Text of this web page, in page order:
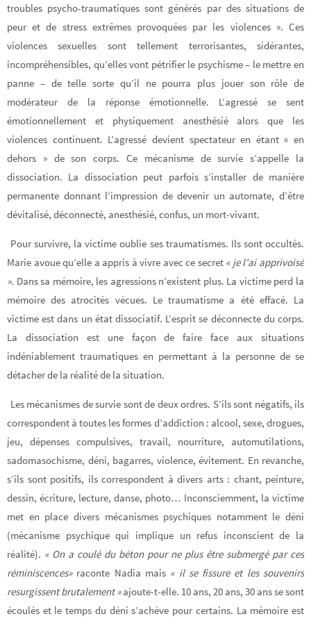
troubles psycho-traumatiques sont générés par des situations de
peur et de stress extrêmes provoquées par les violences ». Ces
violences sexuelles sont tellement terrorisantes, sidérantes,
incompréhensibles, qu’elles vont pétrifier le psychisme– le mettre en
panne – de telle sorte qu’il ne pourra plus jouer son rôle de
modérateur de la réponse émotionnelle. L’agressé se sent
émotionnellement et physiquement anesthésié alors que les
violences continuent. L’agressé devient spectateur en étant « en
dehors » de son corps.Ce mécanisme de survie s’appelle la
dissociation. La dissociation peut parfois s’installer de manière
permanente donnant l’impression de devenir un automate, d’être
dévitalisé, déconnecté, anesthésié, confus, un mort-vivant.
Pour survivre, la victime oublie ses traumatismes. Ils sont occultés.
Marie avoue qu’elle a appris à vivre avec ce secret « je l’ai apprivoisé
». Dans sa mémoire, les agressions n’existent plus. La victime perd la
mémoire des atrocités vécues. Le traumatisme a été effacé. La
victime est dans un état dissociatif. L’esprit se déconnecte du corps.
La dissociation est une façon de faire face aux situations
indéniablement traumatiques en permettant à la personne de se
détacher de la réalité de la situation.
Les mécanismes de survie sont de deux ordres. S’ils sont négatifs, ils
correspondent à toutes les formes d’addiction : alcool, sexe, drogues,
jeu, dépenses compulsives, travail, nourriture, automutilations,
sadomasochisme, déni, bagarres, violence, évitement. En revanche,
s’ils sont positifs, ils correspondent à divers arts : chant, peinture,
dessin, écriture, lecture, danse, photo… Inconsciemment, la victime
met en place divers mécanismes psychiques notamment le déni
(mécanisme psychique qui implique un refus inconscient de la
réalité). « On a coulé du béton pour ne plus être submergé par ces
réminiscences» raconte Nadia mais « il se fissure et les souvenirs
resurgissent brutalement »ajoute-t-elle. 10 ans, 20 ans, 30 ans se sont
écoulés et le temps du déni s’achève pour certains. La mémoire est